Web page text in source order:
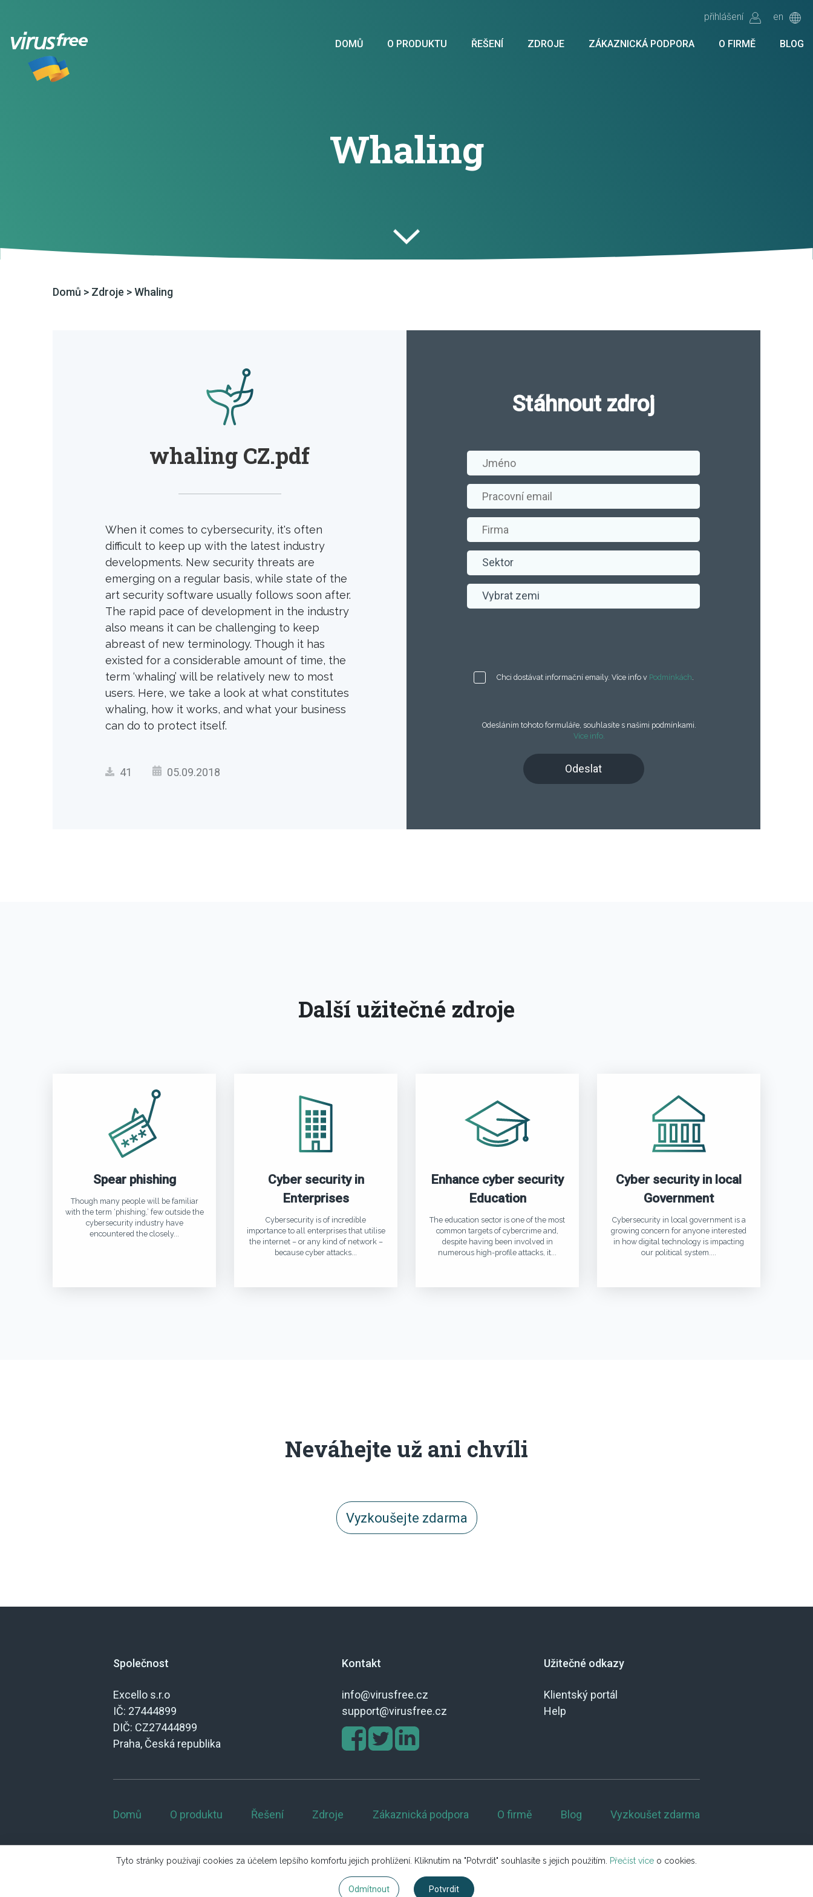
přihlášení en
DOMŮ O PRODUKTU ŘEŠENÍ ZDROJE ZÁKAZNICKÁ PODPORA O FIRMĚ BLOG
Whaling
Domů > Zdroje >Whaling
whaling CZ.pdf
When it comes to cybersecurity, it's often
difficult to keep up with the latest industry
developments. New security threats are
emerging on a regular basis, while state of the
art security software usually follows soon after.
The rapid pace of development in the industry
also means it can be challenging to keep
abreast of new terminology. Though it has
existed for a considerable amount of time, the
term ‘whaling’ will be relatively new to most
users. Here, we take a look at what constitutes
whaling, how it works, and what your business
can do to protect itself.
41 05.09.2018
Stáhnout zdroj
Chci dostávat informační emaily. Více info v Podmínkách
Odesláním tohoto formuláře, souhlasíte s našimi podmínkami.
Více info.
Další užitečné zdroje
Spear phishing
Though many people will be familiar
with the term ‘phishing,’ few outside the
cybersecurity industry have
encountered the closely...
Cyber security in
Enterprises
Cybersecurity is of incredible
importance to all enterprises that utilise
the internet – or any kind of network –
because cyber attacks...
Enhance cyber security
Education
The education sector is one of the most
common targets of cybercrime and,
despite having been involved in
numerous high-profile attacks, it...
Cyber security in local
Government
Cybersecurity in local government is a
growing concern for anyone interested
in how digital technology is impacting
our political system....
Neváhejte už ani chvíli
Vyzkoušejte zdarma
Společnost
Excello s.r.o
IČ: 27444899
DIČ: CZ27444899
Praha, Česká republika
Kontakt
info@virusfree.cz
support@virusfree.cz
Užitečné odkazy
Klientský portál
Help
Domů O produktu Řešení Zdroje Zákaznická podpora O firmě Blog Vyzkoušet zdarma
Copyright © 2026 Excello s.r.o. Všechna práva vyhrazena.
Tyto stránky používají cookies za účelem lepšího komfortu jejich prohlížení. Kliknutím na "Potvrdit" souhlasíte s jejich použitím. Přečíst více o cookies.
Odmítnout Potvrdit